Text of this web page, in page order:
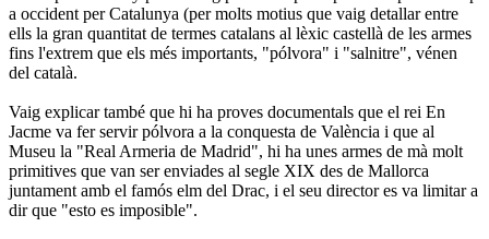
a occident per Catalunya (per molts motius que vaig detallar entre
ells la gran quantitat de termes catalans al lèxic castellà de les armes
fins l'extrem que els més importants, "pólvora" i "salnitre", vénen
del català.
Vaig explicar també que hi ha proves documentals que el rei En
Jacme va fer servir pólvora a la conquesta de València i que al
Museu la "Real Armeria de Madrid", hi ha unes armes de mà molt
primitives que van ser enviades al segle XIX des de Mallorca
juntament amb el famós elm del Drac, i el seu director es va limitar a
dir que "esto es imposible".